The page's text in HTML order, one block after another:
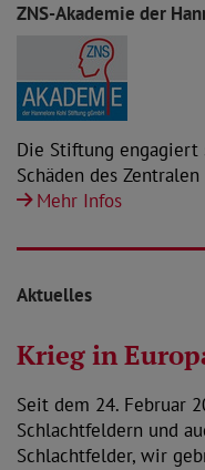
ZNS-Akademie der
Die Stiftung
Schäden des
Mehr Infos
Aktuelles
Krieg in
Seit dem 24. Februar
Schlachtfeldern und
Schlachtfelder, wir